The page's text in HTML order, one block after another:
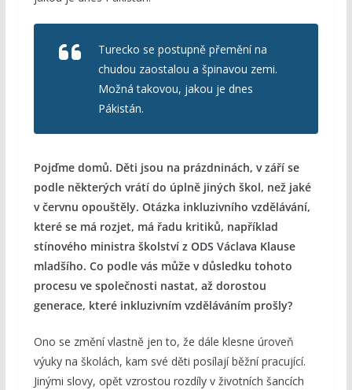
Turecko se postupně přemění na
chudou zaostalou a špinavou zemi.
Možná takovou, jakou je dnes
Pákistán.
Pojďme domů. Děti jsou na prázdninách, v září se
podle některých vrátí do úplně jiných škol, než jaké
v červnu opouštěly. Otázka inkluzivního vzdělávání,
které se má rozjet, má řadu kritiků, například
stínového ministra školství z ODS Václava Klause
mladšího. Co podle vás může v důsledku tohoto
procesu ve společnosti nastat, až dorostou
generace, které inkluzivním vzděláváním prošly?
Ono se změní vlastně jen to, že dále klesne úroveň
výuky na školách, kam své děti posílají běžní pracující.
Jinými slovy, opět vzrostou rozdíly v životních šancích